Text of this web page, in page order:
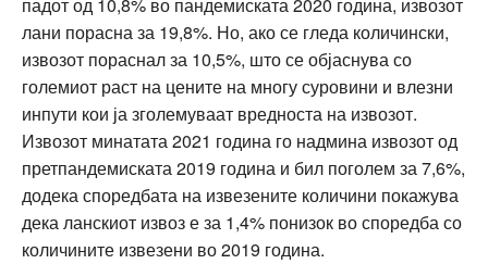
лани порасна за 19,8%. Но, ако се гледа количински,
извозот пораснал за 10,5%, што се објаснува со
големиот раст на цените на многу суровини и влезни
инпути кои ја зголемуваат вредноста на извозот.
Извозот минатата 2021 година го надмина извозот од
претпандемиската 2019 година и бил поголем за 7,6%,
додека споредбата на извезените количини покажува
дека ланскиот извоз е за 1,4% понизок во споредба со
количините извезени во 2019 година.